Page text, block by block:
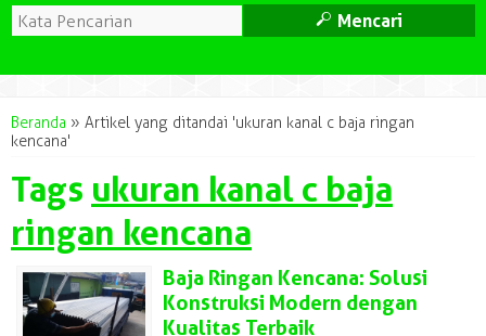
M Mencari
Beranda » Artikel yang ditandai 'ukuran kanal c baja ringan
kencana'
Tags ukuran kanal c baja
ringan kencana
Baja Ringan Kencana: Solusi
Konstruksi Modern dengan
Kualitas Terbaik